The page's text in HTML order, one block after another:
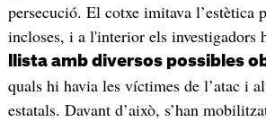
persecució. El cotxe imitava l’estètica
incloses, i a l'interior els investigadors
llista amb diversos possibles
quals hi havia les víctimes de l’atac i
estatals. Davant d’això, s’han